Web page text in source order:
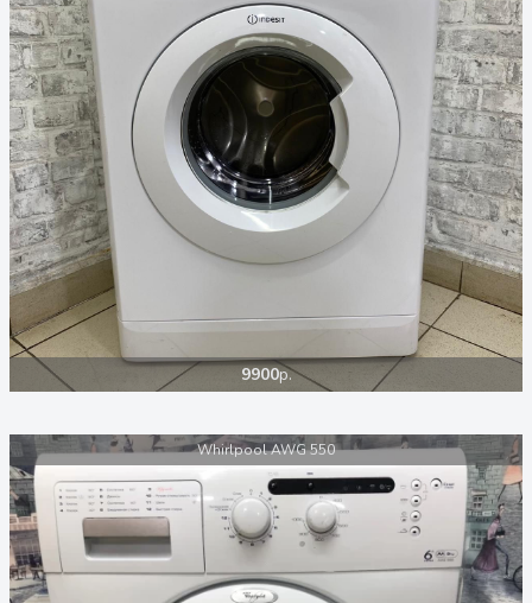
9900р.
Whirlpool AWG 550